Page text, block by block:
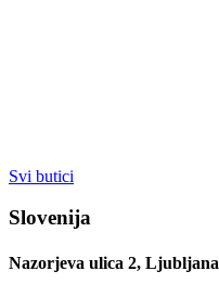
Svi butici
Slovenija
Nazorjeva ulica 2, Ljubljana